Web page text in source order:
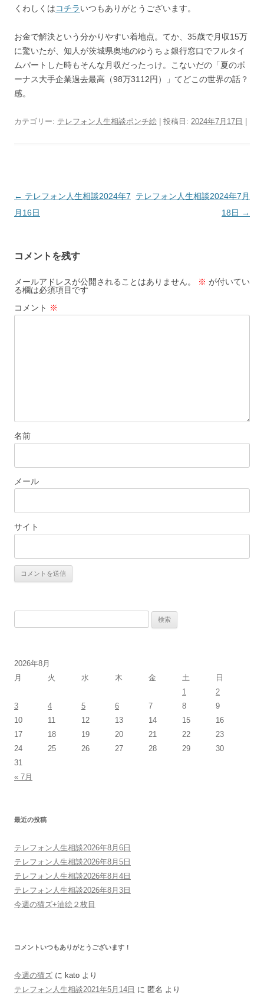
くわしくはコチラいつもありがとうございます。
お金で解決という分かりやすい着地点。てか、35歳で月収15万
に驚いたが、知人が茨城県奥地のゆうちょ銀行窓口でフルタイ
ムパートした時もそんな月収だったっけ。こないだの「夏のボ
ーナス大手企業過去最高（98万3112円）」てどこの世界の話？
感。
カテゴリー: テレフォン人生相談ポンチ絵 | 投稿日: 2024年7月17日
投
稿
ゲ
ー
シ
ョ
← テレフォン人生相談2024年7
月16日
テレフォン人生相談2024年7月
18日 →
コメントを残す
メールアドレスが公開されることはありません。 ※ が付いてい
る欄は必須項目です
コメント ※
名前
メール
サイト
2026年8月
月
火 水 木 金 土
日
1
2
3
4 5 6 7 8
9
10
11 12 13 14 15
16
17
18 19 20 21 22
23
24
25 26 27 28 29
30
31
« 7月
最近の投稿
テレフォン人生相談2026年8月6日
テレフォン人生相談2026年8月5日
テレフォン人生相談2026年8月4日
テレフォン人生相談2026年8月3日
今週の猫ズ+油絵２枚目
コメントいつもありがとうございます！
今週の猫ズ に kato より
テレフォン人生相談2021年5月14日 に 匿名 より